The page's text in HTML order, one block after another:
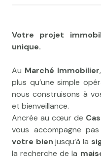
estimation
dans la région
Nos valeurs sont
respect,
que chaque projet
personnelle, nous vous
sur-mesure,
ladisponibilitéet la
réputation depuis plus
Votre projet
unique.
Au Marché Immobilier
plus qu’une simple
nous construisons à
et bienveillance.
Ancrée au cœur de
vous accompagne
votre bien jusqu’à la
la recherche de la